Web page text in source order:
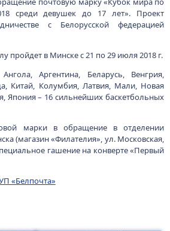
среди девушек до 17 лет». Проект
с Белорусской федерацией
пройдет в Минске с 21 по 29 июля 2018 г.
Аргентина, Беларусь, Венгрия,
Китай, Колумбия, Латвия, Мали, Новая
Япония – 16 сильнейших баскетбольных
марки в обращение в отделении
(магазин «Филателия», ул. Московская,
гашение на конверте «Первый
«Белпочта»